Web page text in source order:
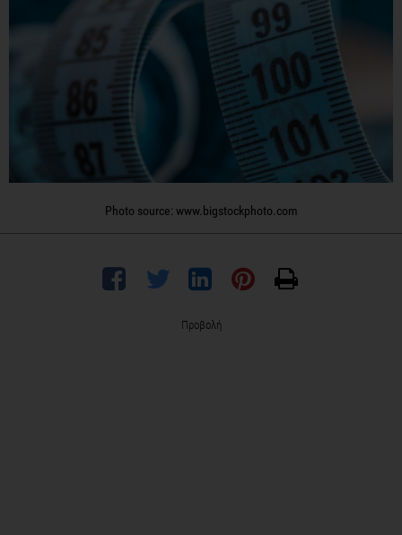
Photo source: www.bigstockphoto.com
Προβολή